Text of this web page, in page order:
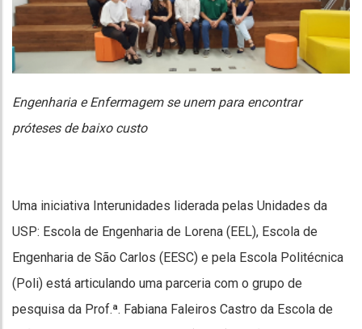
Engenharia e Enfermagem se unem para encontrar
próteses de baixo custo
Uma iniciativa Interunidades liderada pelas Unidades da
USP: Escola de Engenharia de Lorena (EEL), Escola de
Engenharia de São Carlos (EESC) e pela Escola Politécnica
(Poli) está articulando uma parceria com o grupo de
pesquisa da Prof.ª. Fabiana Faleiros Castro da Escola de